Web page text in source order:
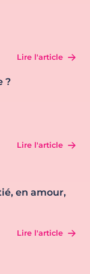
Lire l'article
?
Lire l'article
en amour,
Lire l'article